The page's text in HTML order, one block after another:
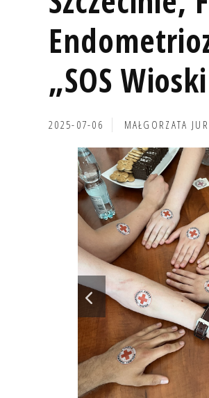
„SOS
2025-07-06 MAŁGORZATA